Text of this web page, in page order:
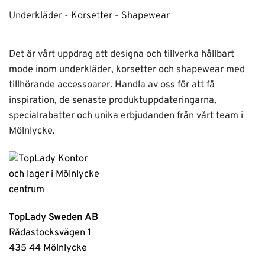
Underkläder - Korsetter - Shapewear
Det är vårt uppdrag att designa och tillverka hållbart
mode inom underkläder, korsetter och shapewear med
tillhörande accessoarer. Handla av oss för att få
inspiration, de senaste produktuppdateringarna,
specialrabatter och unika erbjudanden från vårt team i
Mölnlycke.
TopLady Sweden AB
Rådastocksvägen 1
435 44 Mölnlycke